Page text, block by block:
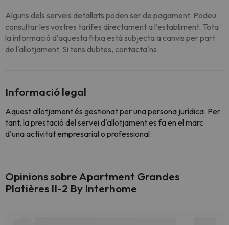
Alguns dels serveis detallats poden ser de pagament. Podeu
consultar les vostres tarifes directament a l'establiment. Tota
la informació d'aquesta fitxa està subjecta a canvis per part
de l'allotjament. Si tens dubtes, contacta'ns.
Informació legal
Aquest allotjament és gestionat per una persona jurídica. Per
tant, la prestació del servei d'allotjament es fa en el marc
d'una activitat empresarial o professional.
Opinions sobre Apartment Grandes
Platières II-2 By Interhome